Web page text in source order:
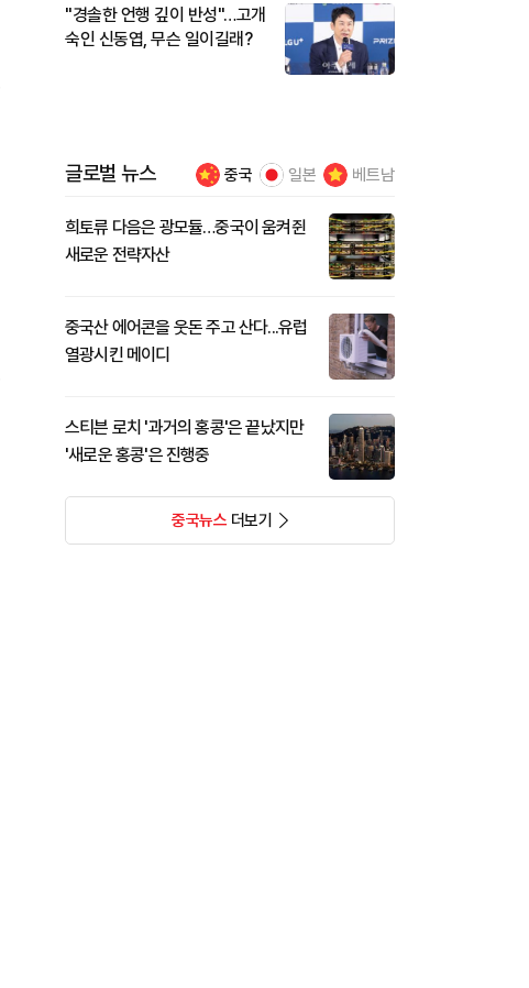
"경솔한 언행 깊이 반성"…고개
숙인 신동엽, 무슨 일이길래?
글로벌 뉴스 중국 일본 베트남
희토류 다음은 광모듈…중국이 움켜쥔
새로운 전략자산
중국산 에어콘을 웃돈 주고 산다...유럽
열광시킨 메이디
스티븐 로치 '과거의 홍콩'은 끝났지만
'새로운 홍콩'은 진행중
중국뉴스더보기